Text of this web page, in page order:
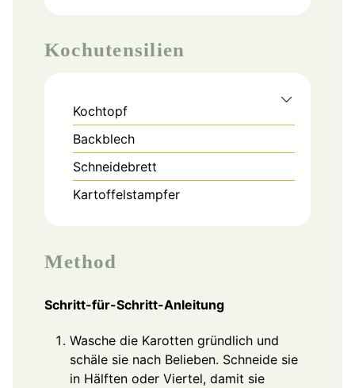
Kochutensilien
Kochtopf
Backblech
Schneidebrett
Kartoffelstampfer
Method
Schritt-für-Schritt-Anleitung
Wasche die Karotten gründlich und
schäle sie nach Belieben. Schneide sie
in Hälften oder Viertel, damit sie